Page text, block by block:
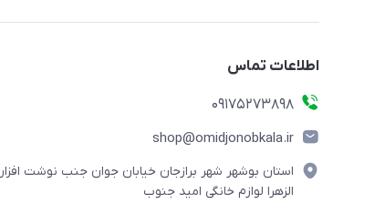
اطلاعات تماس
09175273898
shop@omidjonobkala.ir
استان بوشهر شهر برازجان خیابان جوان جنب نوشت افزار
الزهرا لوازم خانگی امید جنوب